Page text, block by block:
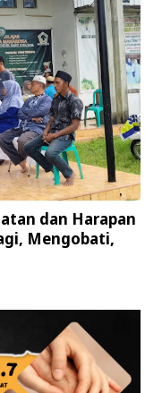
dan Harapan
Mengobati,